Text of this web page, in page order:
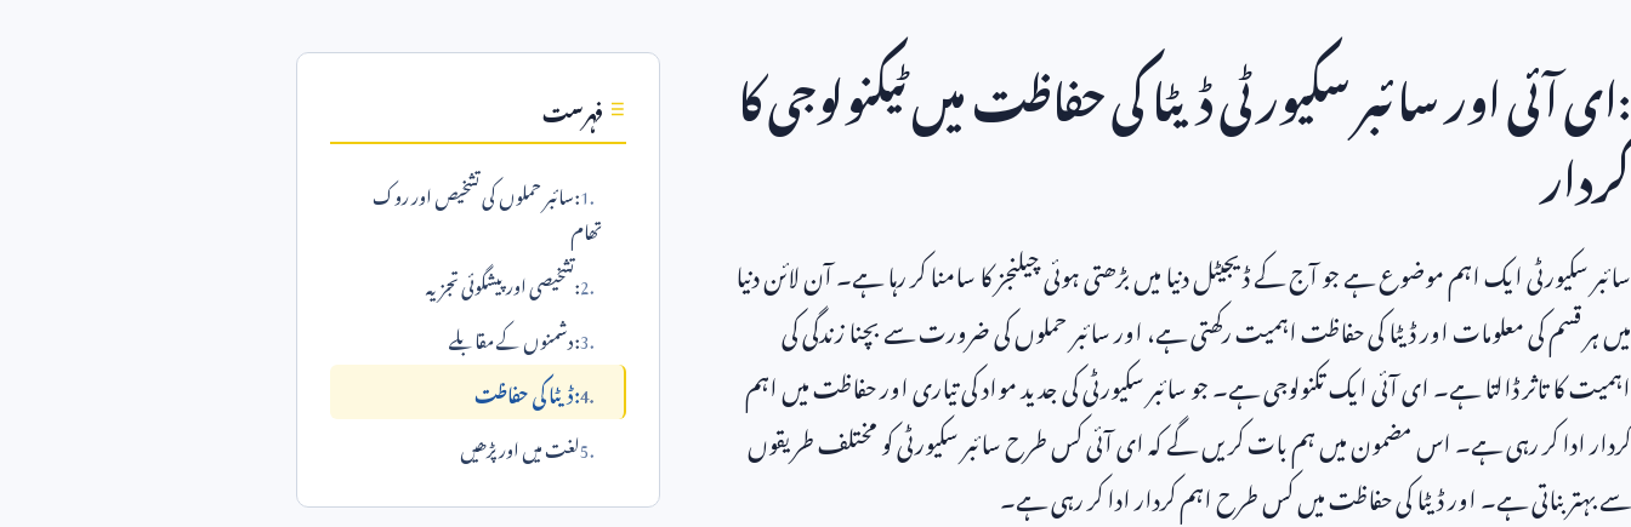
:ای آئی اور سائبر سکیورٹی ڈیٹا کی حفاظت میں ٹیکنولوجی کا
کردار
سائبر سکیورٹی ایک اہم موضوع ہے جو آج کے ڈیجیٹل دنیا میں بڑھتی ہوئی چیلنجز کا سامنا کر رہا ہے۔ آن لائن دنیا
میں ہر قسم کی معلومات اور ڈیٹا کی حفاظت اہمیت رکھتی ہے، اور سائبر حملوں کی ضرورت سے بچنا زندگی کی
اہمیت کا تاثر ڈالتا ہے۔ ای آئی ایک تکنولوجی ہے۔ جو سائبر سکیورٹی کی جدید مواد کی تیاری اور حفاظت میں اہم
کردار ادا کر رہی ہے۔ اس مضمون میں ہم بات کریں گے کہ ای آئی کس طرح سائبر سکیورٹی کو مختلف طریقوں
سے بہتر بناتی ہے۔ اور ڈیٹا کی حفاظت میں کس طرح اہم کردار ادا کر رہی ہے۔
فہرست
:سائبر حملوں کی تشخیص اور روک
تھام
:تشخیصی اور پیشگوئی تجزیہ
:دشمنوں کے مقابلے
:ڈیٹا کی حفاظت
لغت میں اور پڑھیں